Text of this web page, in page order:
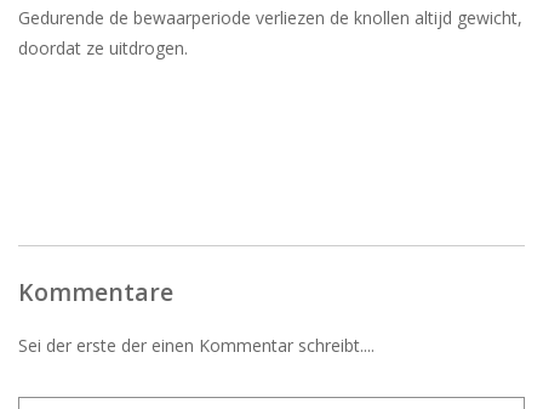
Gedurende de bewaarperiode verliezen de knollen altijd gewicht,
doordat ze uitdrogen.
Kommentare
Sei der erste der einen Kommentar schreibt....